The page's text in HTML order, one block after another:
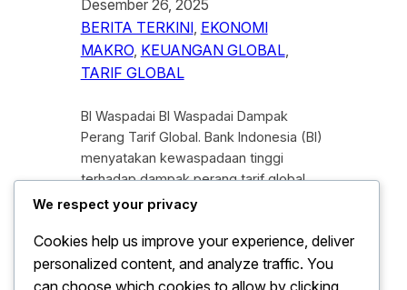
Desember 26, 2025
BERITA TERKINI, EKONOMI
MAKRO, KEUANGAN GLOBAL
TARIF GLOBAL
BI Waspadai BI Waspadai Dampak
Perang Tarif Global. Bank Indonesia (BI)
menyatakan kewaspadaan tinggi
terhadap dampak perang tarif global
yang berpotensi menekan stabilitas
perekonomian nasional. Ketegangan
perdagangan antarnegara besar
kembali meningkat seiring kebijakan
We respect your privacy
Cookies help us improve your experience, deliver
personalized content, and analyze traffic. You
can choose which cookies to allow by clicking